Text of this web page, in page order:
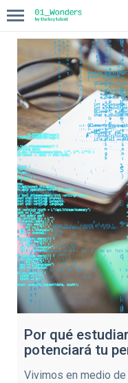
COMPASS
BLOG
Por qué
potenciará tu
Vivimos en medio